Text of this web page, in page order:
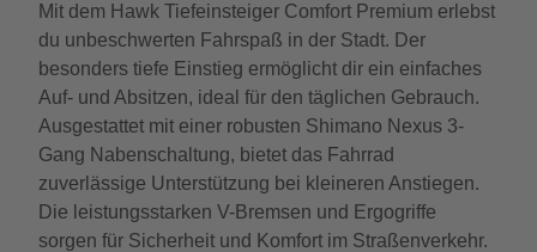
Mit dem Hawk Tiefeinsteiger Comfort Premium erlebst
du unbeschwerten Fahrspaß in der Stadt. Der
besonders tiefe Einstieg ermöglicht dir ein einfaches
Auf- und Absitzen, ideal für den täglichen Gebrauch.
Ausgestattet mit einer robusten Shimano Nexus 3-
Gang Nabenschaltung, bietet das Fahrrad
zuverlässige Unterstützung bei kleineren Anstiegen.
Die leistungsstarken V-Bremsen und Ergogriffe
sorgen für Sicherheit und Komfort im Straßenverkehr.